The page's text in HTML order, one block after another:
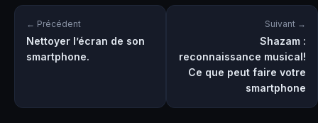
← Précédent
Nettoyer l’écran de son
smartphone.
Suivant →
Shazam :
reconnaissance musical!
Ce que peut faire votre
smartphone